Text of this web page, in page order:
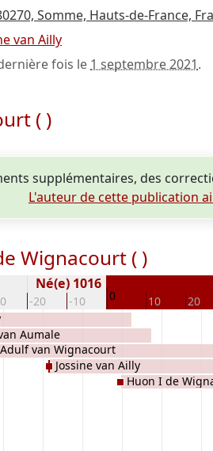
Somme, Hauts-de-France,
van Ailly
fois le 1 septembre 2021.
( )
supplémentaires, des
L'auteur de cette publication
Wignacourt ( )
-20 -10 0 10 20
Né(e) 1016
Aumale
Adulf van Wignacourt
Jossine van Ailly
Huon I de